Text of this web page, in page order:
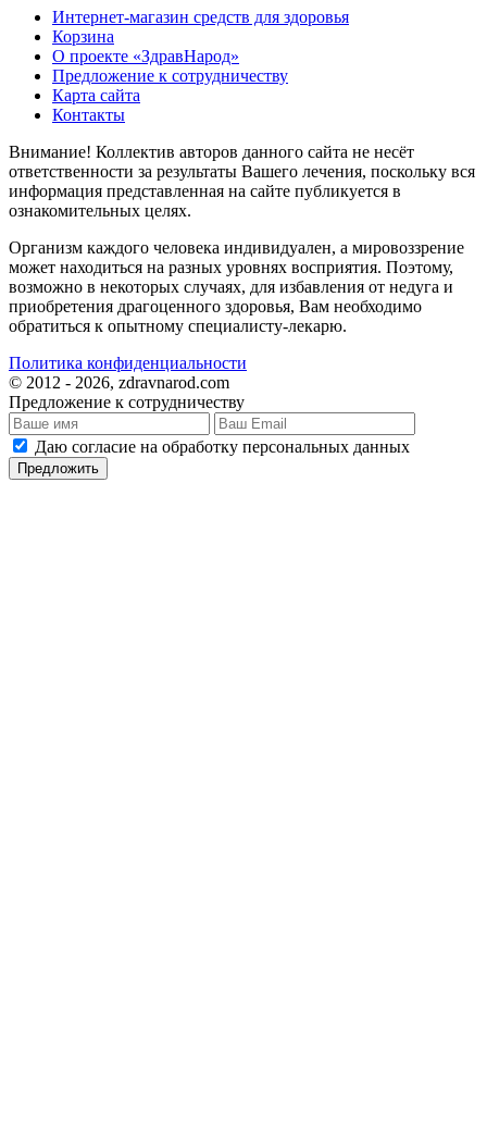
Интернет-магазин средств для здоровья
Корзина
О проекте «ЗдравНарод»
Предложение к сотрудничеству
Карта сайта
Контакты
Внимание! Коллектив авторов данного сайта не несёт
ответственности за результаты Вашего лечения, поскольку вся
информация представленная на сайте публикуется в
ознакомительных целях.
Организм каждого человека индивидуален, а мировоззрение
может находиться на разных уровнях восприятия. Поэтому,
возможно в некоторых случаях, для избавления от недуга и
приобретения драгоценного здоровья, Вам необходимо
обратиться к опытному специалисту-лекарю.
Политика конфиденциальности
© 2012 - 2026, zdravnarod.com
Предложение к сотрудничеству
Даю согласие на обработку персональных данных